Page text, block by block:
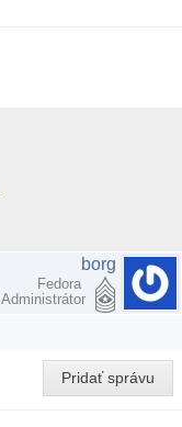
borg
Fedora
Administrátor
Pridať správu